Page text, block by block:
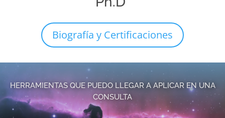
Biografía y Certificaciones
HERRAMIENTAS QUE PUEDO LLEGAR A APLICAR EN UNA
CONSULTA